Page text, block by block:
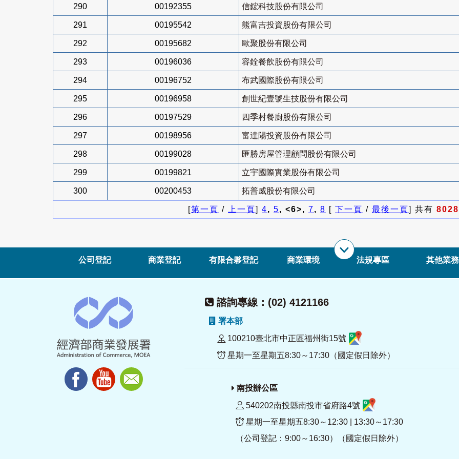
290 00192355 信鋐科技股份有限公司
291 00195542 熊富吉投資股份有限公司
292 00195682 歐聚股份有限公司
293 00196036 容銓餐飲股份有限公司
294 00196752 布武國際股份有限公司
295 00196958 創世紀壹號生技股份有限公司
296 00197529 四季村餐廚股份有限公司
297 00198956 富達陽投資股份有限公司
298 00199028 匯勝房屋管理顧問股份有限公司
299 00199821 立宇國際實業股份有限公司
300 00200453 拓普威股份有限公司
[第一頁 / 上一頁] 4, 5, <6>, 7, 8 [ 下一頁 / 最後一頁] 共有 8028
公司登記 商業登記 有限合夥登記 商業環境 法規專區 其他業務
諮詢專線：(02) 4121166
署本部
100210臺北市中正區福州街15號
星期一至星期五8:30～17:30（國定假日除外）
南投辦公區
540202南投縣南投市省府路4號
星期一至星期五8:30～12:30 | 13:30～17:30
（公司登記：9:00～16:30）（國定假日除外）